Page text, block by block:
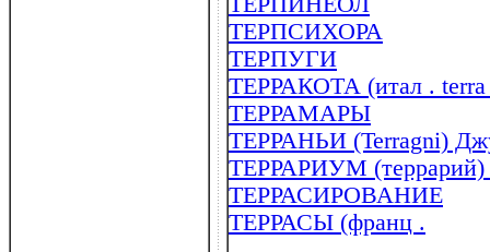
ТЕРПСИХОРА
ТЕРПУГИ
ТЕРРАКОТА (итал . terrа
ТЕРРАМАРЫ
ТЕРРАНЬИ (Terragni)
ТЕРРАРИУМ (террарий)
ТЕРРАСИРОВАНИЕ
ТЕРРАСЫ (франц .